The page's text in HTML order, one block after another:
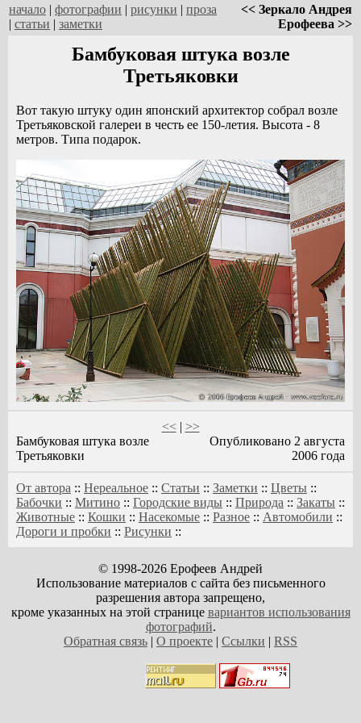
начало | фотографии | рисунки | проза
| статьи | заметки
<< Зеркало Андрея
Ерофеева >>
Бамбуковая штука возле
Третьяковки
Вот такую штуку один японский архитектор собрал возле
Третьяковской галереи в честь ее 150-летия. Высота - 8
метров. Типа подарок.
<<| >>
Бамбуковая штука возле
Третьяковки
Опубликовано 2 августа
2006 года
От автора :: Нереальное :: Статьи :: Заметки :: Цветы ::
Бабочки :: Митино :: Городские виды :: Природа :: Закаты ::
Животные :: Кошки :: Насекомые :: Разное :: Автомобили ::
Дороги и пробки :: Рисунки ::
© 1998-2026 Ерофеев Андрей
Использование материалов с сайта без письменного
разрешения автора запрещено,
кроме указанных на этой странице вариантов использования
фотографий.
Обратная связь | О проекте | Ссылки | RSS